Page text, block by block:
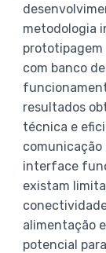
metodologia
com banco
resultados
técnica e
comunicação
interface
existam
alimentação
potencial